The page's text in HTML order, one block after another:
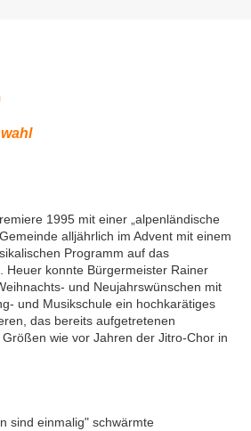
1995 mit einer „alpenländische
alljährlich im Advent mit einem
Programm auf das
Heuer konnte Bürgermeister Rainer
und Neujahrswünschen mit
und Musikschule ein hochkarätiges
das bereits aufgetretenen
wie vor Jahren der Jitro-Chor in
sind einmalig" schwärmte